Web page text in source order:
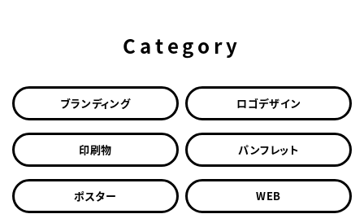
Category
ブランディング ロゴデザイン
印刷物 パンフレット
ポスター WEB